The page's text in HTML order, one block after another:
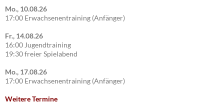
Mo., 10.08.26
17:00 Erwachsenentraining (Anfänger)
Fr., 14.08.26
16:00 Jugendtraining
19:30 freier Spielabend
Mo., 17.08.26
17:00 Erwachsenentraining (Anfänger)
Weitere Termine